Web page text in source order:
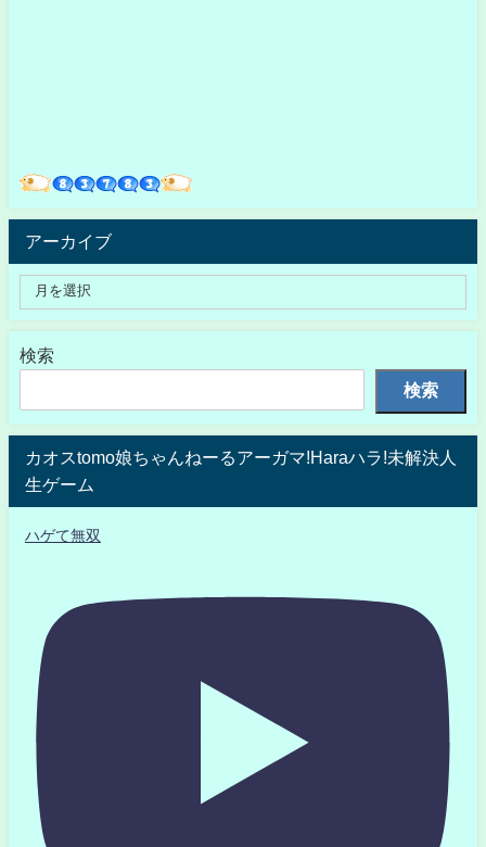
アーカイブ
検索
検索
カオスtomo娘ちゃんねーるアーガマ!Haraハラ!未解決人
生ゲーム
ハゲて無双